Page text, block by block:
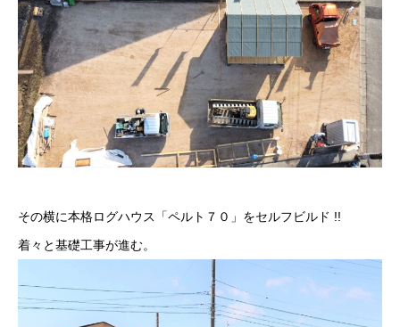
その横に本格ログハウス「ペルト７０」をセルフビルド !!
着々と基礎工事が進む。